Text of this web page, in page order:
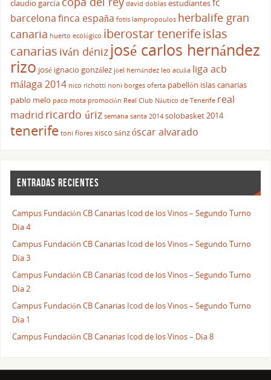
claudio garcía david doblas estudiantes
barcelonafinca españa fotis lampropoulos herbalife gran
canaria huerto ecológico iberostar tenerifeislas
canarias iván déniz josé carlos hernández
rizo josé ignacio gonzález jöel hernández leo acuña liga acb
málaga 2014 nico richotti noni borges oferta pabellón islas canarias
pablo melo paco mota promoción Real Club Náutico de Tenerife real
madrid ricardo úriz semana santa 2014 solobasket 2014
tenerife toni flores xisco sánzóscar alvarado
ENTRADAS RECIENTES
Campus Fundación CB Canarias Icod de los Vinos – Segundo Turno
Día 4
Campus Fundación CB Canarias Icod de los Vinos – Segundo Turno
Día 3
Campus Fundación CB Canarias Icod de los Vinos – Segundo Turno
Día 2
Campus Fundación CB Canarias Icod de los Vinos – Segundo Turno
Día 1
Campus Fundación CB Canarias Icod de los Vinos – Día 8